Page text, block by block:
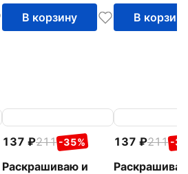
В корзину В корзину
137 211 -35%
Раскрашиваю и
137 211 -